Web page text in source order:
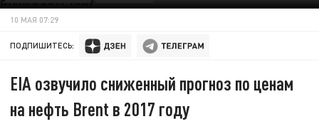
10 МАЯ 07:29
ПОДПИШИТЕСЬ:
EIA озвучило сниженный прогноз по ценам
на нефть Brent в 2017 году